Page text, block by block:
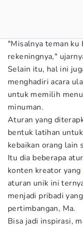
"Misalnya teman ku
rekeningnya,"
Selain itu, hal ini
menghadiri acara
untuk memilih
minuman.
Aturan yang
bentuk latihan
kebaikan orang lain
Itu dia beberapa
konten kreator yang
aturan unik ini
menjadi pribadi
pertimbangan, Ma.
Bisa jadi inspirasi,